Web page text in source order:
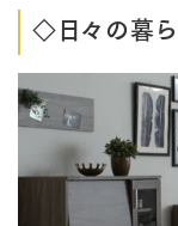
◇日々の暮ら